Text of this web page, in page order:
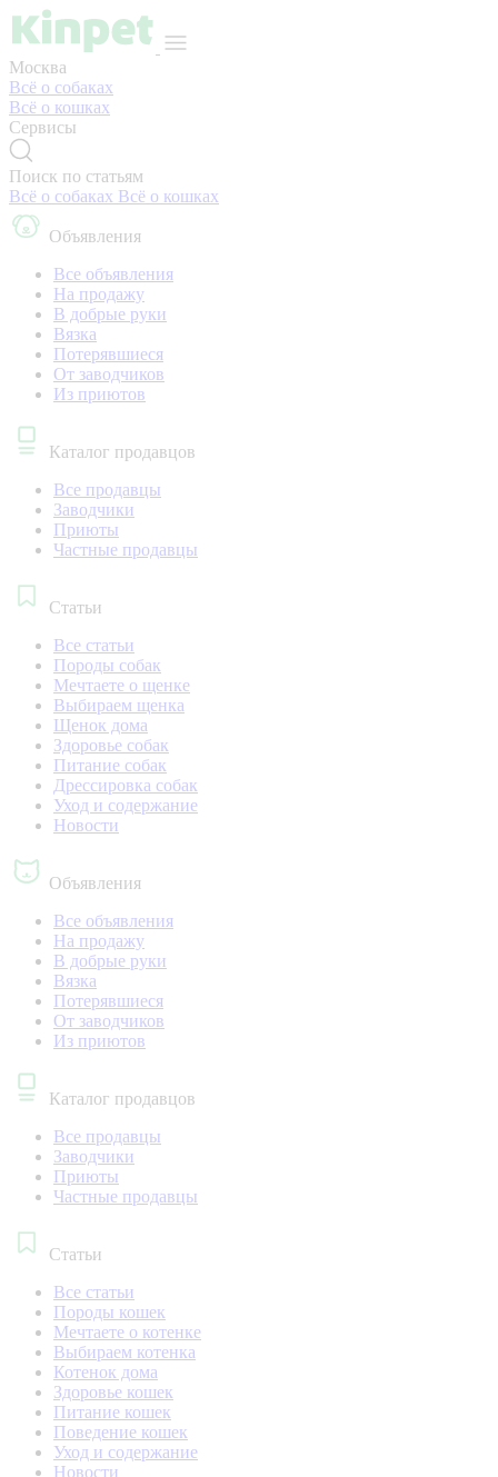
Москва
Всё о собаках
Всё о кошках
Сервисы
Поиск по статьям
Всё о собаках Всё о кошках
Объявления
Все объявления
На продажу
В добрые руки
Вязка
Потерявшиеся
От заводчиков
Из приютов
Каталог продавцов
Все продавцы
Заводчики
Приюты
Частные продавцы
Статьи
Все статьи
Породы собак
Мечтаете о щенке
Выбираем щенка
Щенок дома
Здоровье собак
Питание собак
Дрессировка собак
Уход и содержание
Новости
Объявления
Все объявления
На продажу
В добрые руки
Вязка
Потерявшиеся
От заводчиков
Из приютов
Каталог продавцов
Все продавцы
Заводчики
Приюты
Частные продавцы
Статьи
Все статьи
Породы кошек
Мечтаете о котенке
Выбираем котенка
Котенок дома
Здоровье кошек
Питание кошек
Поведение кошек
Уход и содержание
Новости